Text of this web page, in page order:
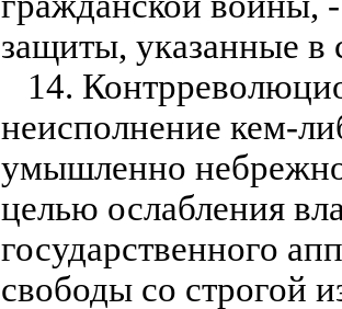
защиты, указанные в
14.
неисполнение кем-
умышленно
целью ослабления
государственного
свободы со строгой